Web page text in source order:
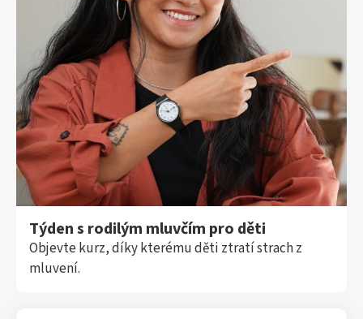
Týden s rodilým mluvčím pro děti
Objevte kurz, díky kterému děti ztratí strach z
mluvení.